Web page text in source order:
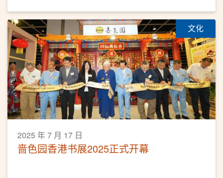
文化
2025 年 7 月 17 日
啬色园香港书展2025正式开幕